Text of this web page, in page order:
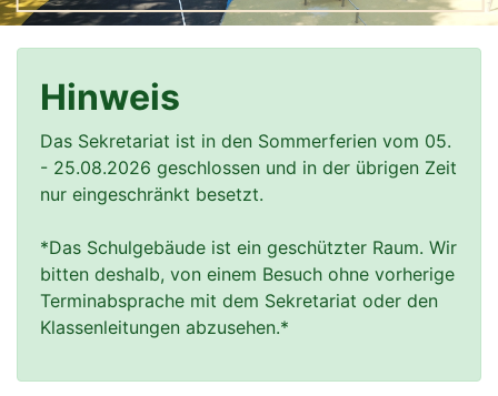
Hinweis
Das Sekretariat ist in den Sommerferien vom 05.
- 25.08.2026 geschlossen und in der übrigen Zeit
nur eingeschränkt besetzt.
*Das Schulgebäude ist ein geschützter Raum. Wir
bitten deshalb, von einem Besuch ohne vorherige
Terminabsprache mit dem Sekretariat oder den
Klassenleitungen abzusehen.*